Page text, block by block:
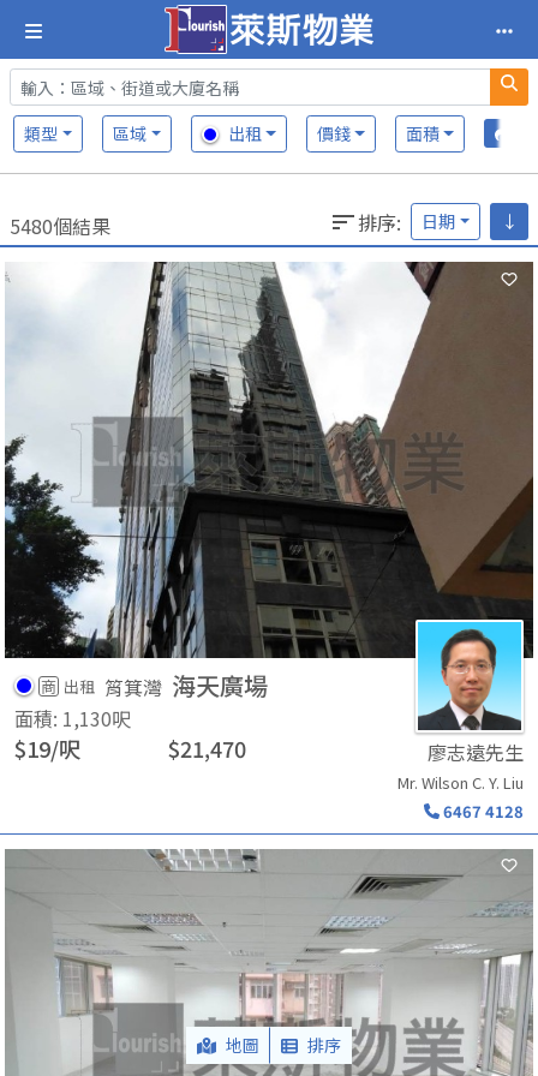
類型 區域 出租 價錢 面積
5480個結果 排序: 日期 ↓
商 出租 筲箕灣 海天廣場
面積: 1,130呎
$19/呎 $21,470 廖志遠先生
Mr. Wilson C. Y. Liu
6467 4128
地圖 排序